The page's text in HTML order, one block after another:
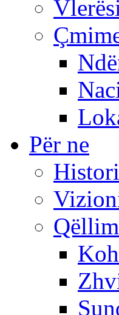
Për ne